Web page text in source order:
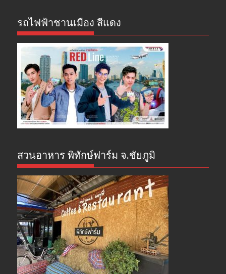
รถไฟฟ้าชานเมือง สีแดง
สวนอาหาร พิทักษ์ฟาร์ม จ.ชัยภูมิ